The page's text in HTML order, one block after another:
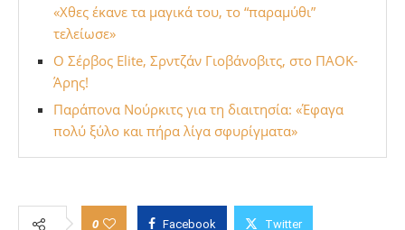
«Χθες έκανε τα μαγικά του, το “παραμύθι”
τελείωσε»
Ο Σέρβος Elite, Σρντζάν Γιοβάνοβιτς, στο ΠΑΟΚ-
Άρης!
Παράπονα Νούρκιτς για τη διαιτησία: «Έφαγα
πολύ ξύλο και πήρα λίγα σφυρίγματα»
0 Facebook Twitter